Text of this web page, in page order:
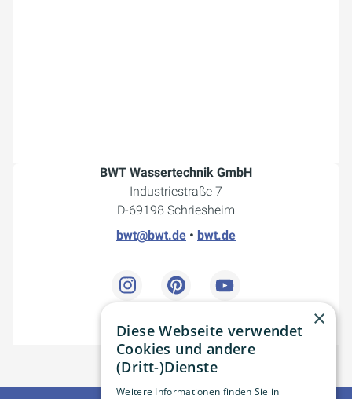
BWT Wassertechnik GmbH
Industriestraße 7
D-69198 Schriesheim
bwt@bwt.de • bwt.de
×
Diese Webseite verwendet
Cookies und andere
(Dritt-)Dienste
Weitere Informationen finden Sie in